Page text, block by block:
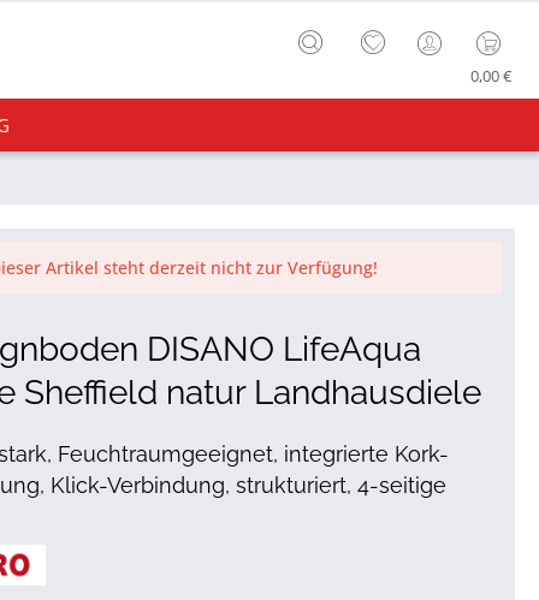
0,00 €
Artikel steht derzeit nicht zur Verfügung!
DISANO LifeAqua
Sheffield natur Landhausdiele
Feuchtraumgeeignet, integrierte Kork-
Klick-Verbindung, strukturiert, 4-seitige